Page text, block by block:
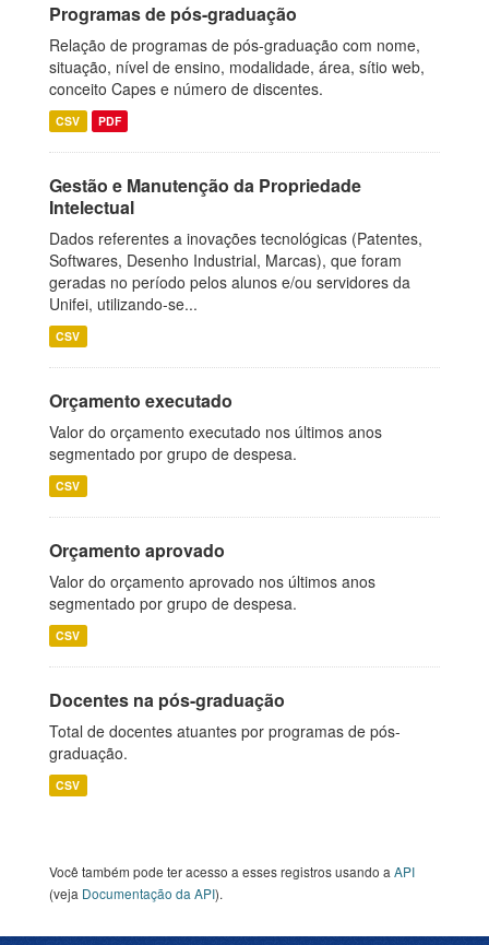
Programas de pós-graduação
Relação de programas de pós-graduação com nome,
situação, nível de ensino, modalidade, área, sítio web,
conceito Capes e número de discentes.
CSV PDF
Gestão e Manutenção da Propriedade
Intelectual
Dados referentes a inovações tecnológicas (Patentes,
Softwares, Desenho Industrial, Marcas), que foram
geradas no período pelos alunos e/ou servidores da
Unifei, utilizando-se...
CSV
Orçamento executado
Valor do orçamento executado nos últimos anos
segmentado por grupo de despesa.
CSV
Orçamento aprovado
Valor do orçamento aprovado nos últimos anos
segmentado por grupo de despesa.
CSV
Docentes na pós-graduação
Total de docentes atuantes por programas de pós-
graduação.
CSV
Você também pode ter acesso a esses registros usando a API
(veja Documentação da API).